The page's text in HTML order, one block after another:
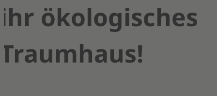
ihr ökologisches
Traumhaus!